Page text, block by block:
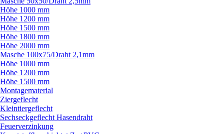
Höhe 1000 mm
Höhe 1200 mm
Höhe 1500 mm
Höhe 1800 mm
Höhe 2000 mm
Masche 100x75/Draht 2,1mm
Höhe 1000 mm
Höhe 1200 mm
Höhe 1500 mm
Montagematerial
Ziergeflecht
Kleintiergeflecht
Sechseckgeflecht Hasendraht
Feuerverzinkung